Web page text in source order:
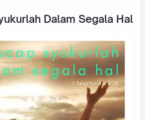
Dalam Segala Hal